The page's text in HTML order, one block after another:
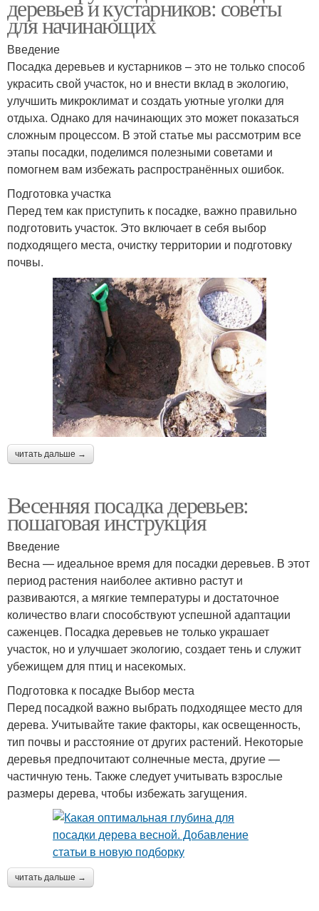
деревьев и кустарников: советы
для начинающих
Введение
Посадка деревьев и кустарников – это не только способ
украсить свой участок, но и внести вклад в экологию,
улучшить микроклимат и создать уютные уголки для
отдыха. Однако для начинающих это может показаться
сложным процессом. В этой статье мы рассмотрим все
этапы посадки, поделимся полезными советами и
помогнем вам избежать распространённых ошибок.
Подготовка участка
Перед тем как приступить к посадке, важно правильно
подготовить участок. Это включает в себя выбор
подходящего места, очистку территории и подготовку
почвы.
читать дальше →
Весенняя посадка деревьев:
пошаговая инструкция
Введение
Весна — идеальное время для посадки деревьев. В этот
период растения наиболее активно растут и
развиваются, а мягкие температуры и достаточное
количество влаги способствуют успешной адаптации
саженцев. Посадка деревьев не только украшает
участок, но и улучшает экологию, создает тень и служит
убежищем для птиц и насекомых.
Подготовка к посадке Выбор места
Перед посадкой важно выбрать подходящее место для
дерева. Учитывайте такие факторы, как освещенность,
тип почвы и расстояние от других растений. Некоторые
деревья предпочитают солнечные места, другие —
частичную тень. Также следует учитывать взрослые
размеры дерева, чтобы избежать загущения.
читать дальше →